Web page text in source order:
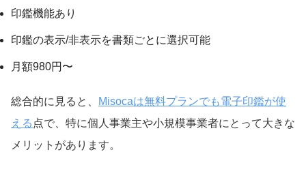
印鑑機能あり
印鑑の表示/非表示を書類ごとに選択可能
月額980円〜
総合的に見ると、
Misocaは無料プランでも電子印鑑が使
える 点で、特に個人事業主や小規模事業者にとって大きな
メリットがあります。